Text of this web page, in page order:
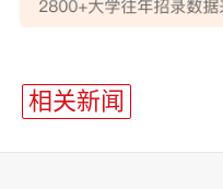
相关新闻